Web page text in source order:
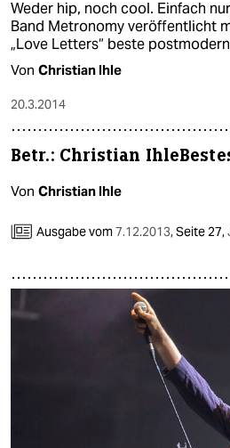
shop
fragen & hilfe
genossenschaft
epaper login
Weder hip, noch cool. Einfach
Band Metronomy veröffentlicht
„Love Letters“ beste
Von Christian Ihle
20.3.2014
Betr.: Christian
Von Christian Ihle
Ausgabe vom7.12.2013,Seite 27,